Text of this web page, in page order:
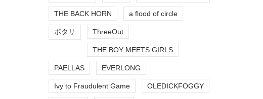
THE BACK HORN a flood of circle
ポタリ ThreeOut
THE BOY MEETS GIRLS
PAELLAS EVERLONG
Ivy to Fraudulent Game OLEDICKFOGGY